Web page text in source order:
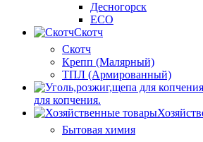
Десногорск
ECO
Скотч
Скотч
Крепп (Малярный)
ТПЛ (Армированный)
для копчения.
Бытовая химия